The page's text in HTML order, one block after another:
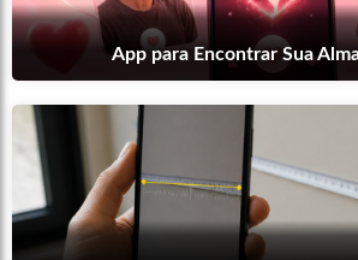
App para Encontrar Sua